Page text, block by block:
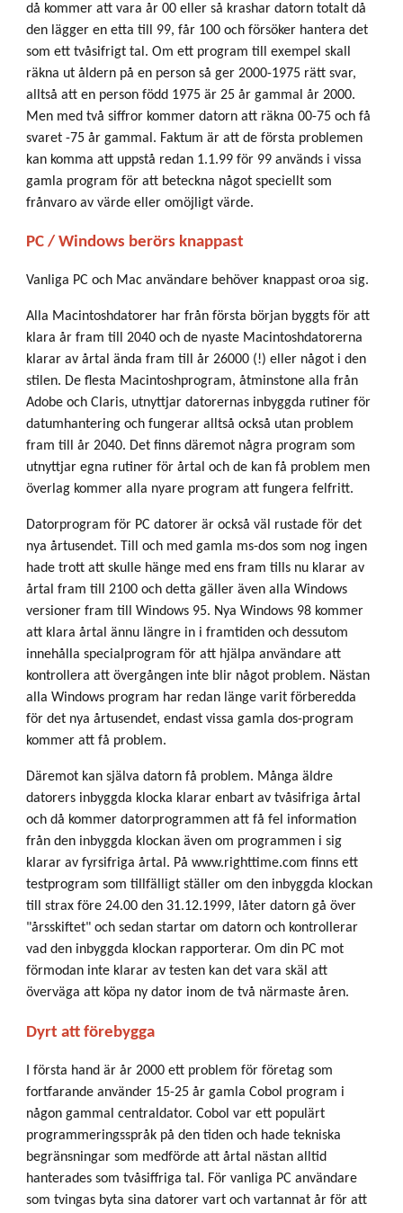
då kommer att vara år 00 eller så krashar datorn totalt då
den lägger en etta till 99, får 100 och försöker hantera det
som ett tvåsifrigt tal. Om ett program till exempel skall
räkna ut åldern på en person så ger 2000-1975 rätt svar,
alltså att en person född 1975 är 25 år gammal år 2000.
Men med två siffror kommer datorn att räkna 00-75 och få
svaret -75 år gammal. Faktum är att de första problemen
kan komma att uppstå redan 1.1.99 för 99 används i vissa
gamla program för att beteckna något speciellt som
frånvaro av värde eller omöjligt värde.
PC / Windows berörs knappast
Vanliga PC och Mac användare behöver knappast oroa sig.
Alla Macintoshdatorer har från första början byggts för att
klara år fram till 2040 och de nyaste Macintoshdatorerna
klarar av årtal ända fram till år 26000 (!) eller något i den
stilen. De flesta Macintoshprogram, åtminstone alla från
Adobe och Claris, utnyttjar datorernas inbyggda rutiner för
datumhantering och fungerar alltså också utan problem
fram till år 2040. Det finns däremot några program som
utnyttjar egna rutiner för årtal och de kan få problem men
överlag kommer alla nyare program att fungera felfritt.
Datorprogram för PC datorer är också väl rustade för det
nya årtusendet. Till och med gamla ms-dos som nog ingen
hade trott att skulle hänge med ens fram tills nu klarar av
årtal fram till 2100 och detta gäller även alla Windows
versioner fram till Windows 95. Nya Windows 98 kommer
att klara årtal ännu längre in i framtiden och dessutom
innehålla specialprogram för att hjälpa användare att
kontrollera att övergången inte blir något problem. Nästan
alla Windows program har redan länge varit förberedda
för det nya årtusendet, endast vissa gamla dos-program
kommer att få problem.
Däremot kan själva datorn få problem. Många äldre
datorers inbyggda klocka klarar enbart av tvåsifriga årtal
och då kommer datorprogrammen att få fel information
från den inbyggda klockan även om programmen i sig
klarar av fyrsifriga årtal. På www.righttime.com finns ett
testprogram som tillfälligt ställer om den inbyggda klockan
till strax före 24.00 den 31.12.1999, låter datorn gå över
"årsskiftet" och sedan startar om datorn och kontrollerar
vad den inbyggda klockan rapporterar. Om din PC mot
förmodan inte klarar av testen kan det vara skäl att
överväga att köpa ny dator inom de två närmaste åren.
Dyrt att förebygga
I första hand är år 2000 ett problem för företag som
fortfarande använder 15-25 år gamla Cobol program i
någon gammal centraldator. Cobol var ett populärt
programmeringsspråk på den tiden och hade tekniska
begränsningar som medförde att årtal nästan alltid
hanterades som tvåsiffriga tal. För vanliga PC användare
som tvingas byta sina datorer vart och vartannat år för att